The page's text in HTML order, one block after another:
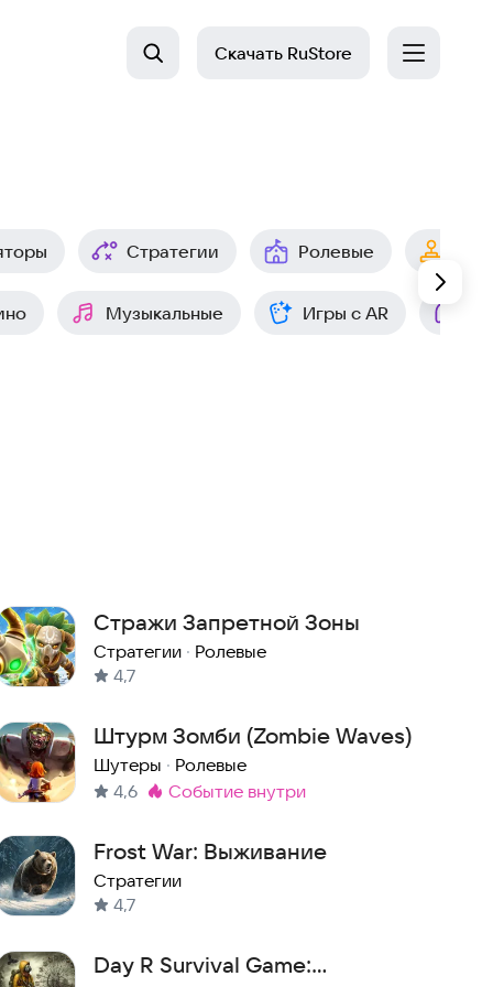
Скачать RuStore
Стратегии Ролевые
Музыкальные Игры с AR
Стражи Запретной Зоны
Стратегии · Ролевые
4,7
Штурм Зомби (Zombie Waves)
Шутеры · Ролевые
4,6
Метка:
событие внутри
Frost War: Выживание
Стратегии
4,7
Day R Survival Game: